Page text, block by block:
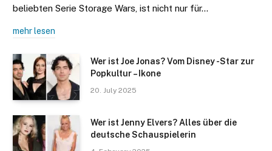
beliebten Serie Storage Wars, ist nicht nur für…
mehr lesen
Wer ist Joe Jonas? Vom Disney -Star zur
Popkultur – Ikone
20. July 2025
Wer ist Jenny Elvers? Alles über die
deutsche Schauspielerin